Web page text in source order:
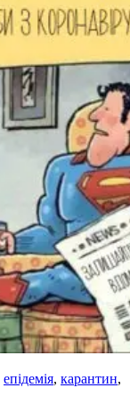
епідемія, карантин,